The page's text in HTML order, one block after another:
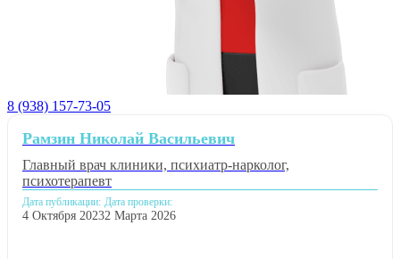
8 (938) 157-73-05
Рамзин Николай Васильевич
Главный врач клиники, психиатр-нарколог,
психотерапевт
Дата публикации:
4 Октября 2023
Дата проверки:
2 Марта 2026